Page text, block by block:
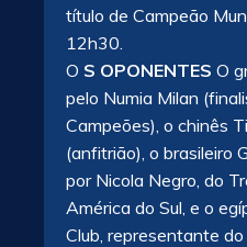
título de Campeão
12h30.
O S OPONENTES O
pelo Numia Milan
Campeões), o chinês
(anfitrião), o brasileiro
por Nicola Negro, do
América do Sul, e o
Club, representante